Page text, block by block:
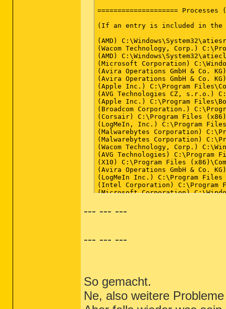
====================
(If an entry is included in
(AMD)
(Wacom Technology, Corp.)
(AMD)
(Microsoft Corporation)
(Avira Operations GmbH & Co.
(Avira Operations GmbH & Co.
(Apple Inc.) C:\Program
(AVG Technologies CZ, s.r.o.)
(Apple Inc.) C:\Program
(Broadcom Corporation.)
(Corsair) C:\Program Files
(LogMeIn, Inc.) C:\Program Files
(Malwarebytes Corporation)
(Malwarebytes Corporation)
(Wacom Technology, Corp.)
(AVG Technologies) C:\Program
(X10) C:\Program Files
(Avira Operations GmbH & Co.
(LogMeIn Inc.) C:\Program Files
(Intel Corporation) C:\Program
(Microsoft Corporation)
(Microsoft Corporation)
() C:\Program Files
(LogMeIn Inc.) C:\Program Files
(Avira Operations GmbH & Co.
(Avira Operations GmbH & Co.
(AVG Technologies CZ, s.r.o.)
--- --- ---
--- --- ---
So gemacht.
Ne, also weitere